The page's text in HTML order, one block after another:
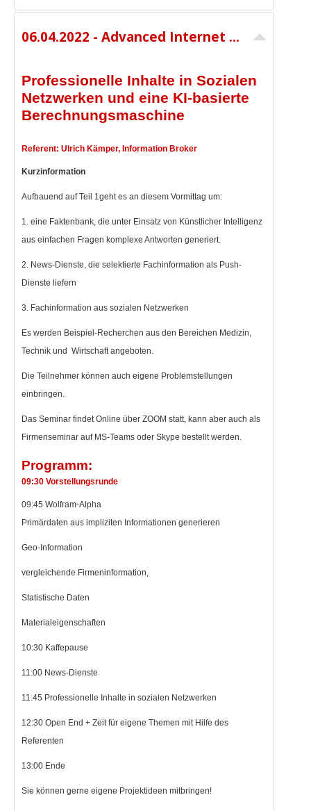
06.04.2022 - Advanced Internet Searching Teil 2 - 09:30 - 13:00 Uhr - 190,00 € netto
Professionelle Inhalte in Sozialen
Netzwerken und eine KI-basierte
Berechnungsmaschine
Referent: Ulrich Kämper, Information Broker
Kurzinformation
Aufbauend auf Teil 1geht es an diesem Vormittag um:
1. eine Faktenbank, die unter Einsatz von Künstlicher Intelligenz
aus einfachen Fragen komplexe Antworten generiert.
2. News-Dienste, die selektierte Fachinformation als Push-
Dienste liefern
3. Fachinformation aus sozialen Netzwerken
Es werden Beispiel-Recherchen aus den Bereichen Medizin,
Technik und Wirtschaft angeboten.
Die Teilnehmer können auch eigene Problemstellungen
einbringen.
Das Seminar findet Online über ZOOM statt, kann aber auch als
Firmenseminar auf MS-Teams oder Skype bestellt werden.
Programm:
09:30 Vorstellungsrunde
09:45 Wolfram-Alpha
Primärdaten aus impliziten Informationen generieren
Geo-Information
vergleichende Firmeninformation,
Statistische Daten
Materialeigenschaften
10:30 Kaffepause
11:00 News-Dienste
11:45 Professionelle Inhalte in sozialen Netzwerken
12:30 Open End + Zeit für eigene Themen mit Hilfe des
Referenten
13:00 Ende
Sie können gerne eigene Projektideen mitbringen!